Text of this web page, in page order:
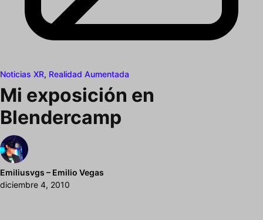
Noticias XR, Realidad Aumentada
Mi exposición en
Blendercamp
Emiliusvgs – Emilio Vegas
diciembre 4, 2010